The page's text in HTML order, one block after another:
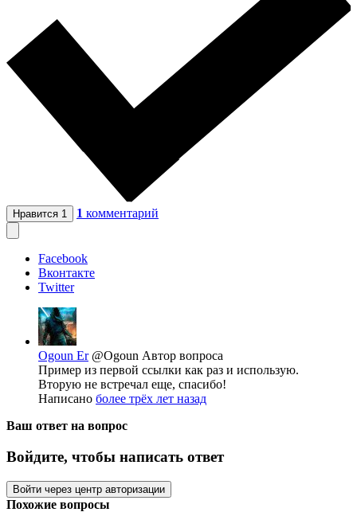
Нравится 1 1 комментарий
Facebook
Вконтакте
Twitter
Ogoun Er @Ogoun Автор вопроса
Пример из первой ссылки как раз и использую.
Вторую не встречал еще, спасибо!
Написано более трёх лет назад
Ваш ответ на вопрос
Войдите, чтобы написать ответ
Войти через центр авторизации
Похожие вопросы